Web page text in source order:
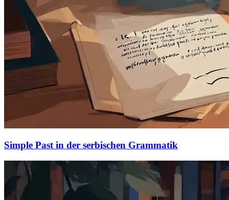
Simple Past in der serbischen Grammatik